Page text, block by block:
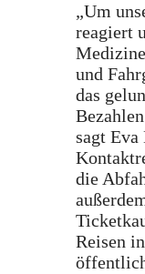
„Um
reagiert
und
das
sagt
die
Reisen